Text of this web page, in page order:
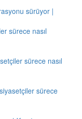
sürüyor |
sürece nasıl
sürece nasıl
sürece